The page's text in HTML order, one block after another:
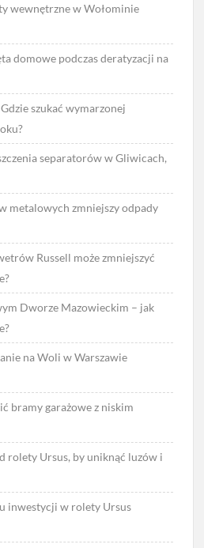
wewnętrzne w Wołominie
domowe podczas deratyzacji na
szukać wymarzonej
separatorów w Gliwicach,
metalowych zmniejszy odpady
Russell może zmniejszyć
Dworze Mazowieckim – jak
na Woli w Warszawie
bramy garażowe z niskim
rolety Ursus, by uniknąć luzów i
inwestycji w rolety Ursus